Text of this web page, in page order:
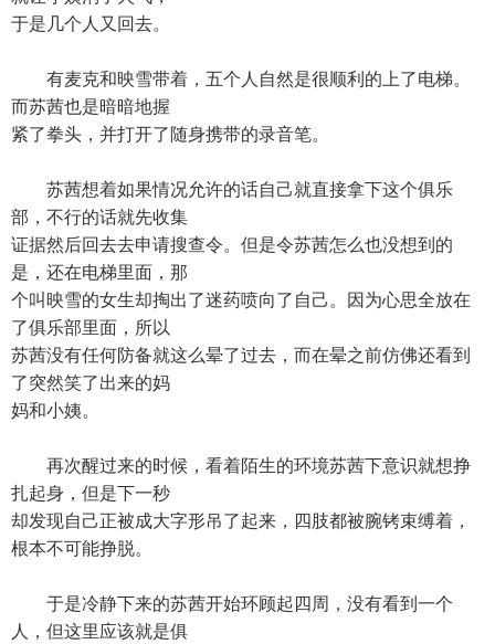
于是几个人又回去。
有麦克和映雪带着，五个人自然是很顺利的上了电梯。
而苏茜也是暗暗地握
紧了拳头，并打开了随身携带的录音笔。
苏茜想着如果情况允许的话自己就直接拿下这个俱乐
部，不行的话就先收集
证据然后回去去申请搜查令。但是令苏茜怎么也没想到的
是，还在电梯里面，那
个叫映雪的女生却掏出了迷药喷向了自己。因为心思全放在
了俱乐部里面，所以
苏茜没有任何防备就这么晕了过去，而在晕之前仿佛还看到
了突然笑了出来的妈
妈和小姨。
再次醒过来的时候，看着陌生的环境苏茜下意识就想挣
扎起身，但是下一秒
却发现自己正被成大字形吊了起来，四肢都被腕铐束缚着，
根本不可能挣脱。
于是冷静下来的苏茜开始环顾起四周，没有看到一个
人，但这里应该就是俱